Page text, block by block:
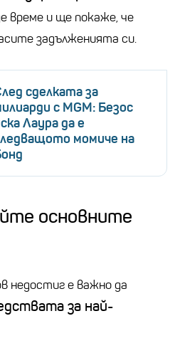
време и ще покаже, че
задълженията си.
сделката за
с MGM: Безос
Лаура да е
момиче на
основните
недостиг е важно да
за най-